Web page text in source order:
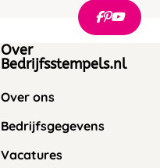
Over
Bedrijfsstempels.nl
Over ons
Bedrijfsgegevens
Vacatures